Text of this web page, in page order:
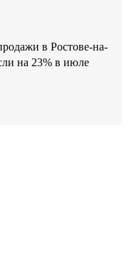
в Ростове-на-
на 23% в июле